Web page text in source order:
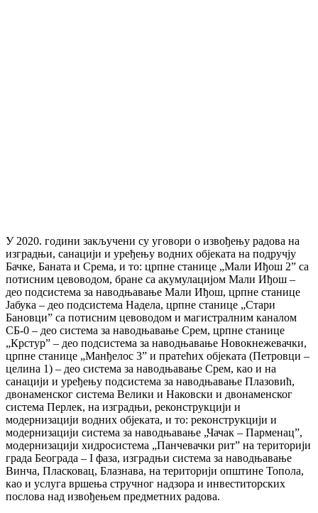
У 2020. години закључени су уговори о извођењу радова на
изградњи, санацији и уређењу водних објеката на подручју
Бачке, Баната и Срема, и то: црпне станице „Мали Иђош 2” са
потисним цевоводом, бране са акумулацијом Мали Иђош –
део подсистема за наводњавање Мали Иђош, црпне станице
Јабука – део подсистема Надела, црпне станице „Стари
Бановци” са потисним цевоводом и магистралним каналом
СБ-0 – део система за наводњавање Срем, црпне станице
„Крстур” – део подсистема за наводњавање Новокнежевачки,
црпне станице „Манђелос 3” и пратећих објеката (Петровци –
целина 1) – део система за наводњавање Срем, као и на
санацији и уређењу подсистема за наводњавање Плазовић,
двонаменског система Велики и Наковски и двонаменског
система Перлек, на изградњи, реконструкцији и
модернизацији водних објеката, и то: реконструкцији и
модернизацији система за наводњавање „Чачак – Парменац”,
модернизацији хидросистема „Панчевачки рит” на територији
града Београда – I фаза, изградњи система за наводњавање
Винча, Пласковац, Блазнава, на територији општине Топола,
као и услуга вршења стручног надзора и инвеститорских
послова над извођењем предметних радова.